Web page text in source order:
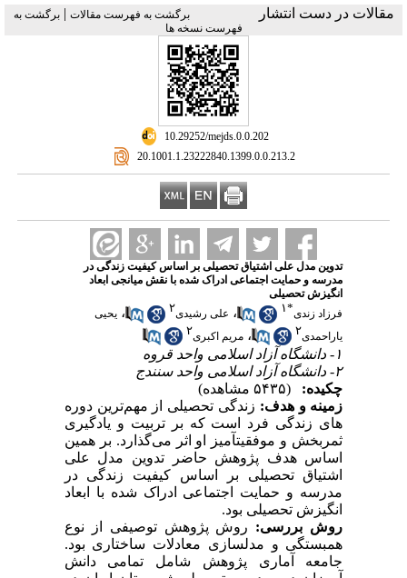
مقالات در دست انتشاربرگشت به فهرست مقالات |برگشت به
فهرست نسخه ها
‎ 10.29252/mejds.0.0.202
‎ 20.1001.1.23222840.1399.0.0.213.2
تدوین مدل علی اشتیاق تحصیلی بر اساس کیفیت زندگی در
مدرسه و حمایت اجتماعی ادراک شده با نقش میانجی ابعاد
انگیزش تحصیلی
فرزاد زندی*۱ ، علی رشیدی۲ ، یحیی
یاراحمدی۲ ، مریم اکبری۲
۱- دانشگاه آزاد اسلامی واحد قروه
۲- دانشگاه آزاد اسلامی واحد سنندج
چکیده:
(۵۴۳۵ مشاهده)
زمینه و هدف: زندگی تحصیلی از مهمترین دوره
های زندگی فرد است که بر تربیت و یادگیری
ثمربخش و موفقیت­آمیز او اثر می‌گذارد. بر همین
اساس هدف پژوهش حاضر تدوین مدل علی
اشتیاق تحصیلی بر اساس کیفیت زندگی در
مدرسه و حمایت اجتماعی ادراک شده با ابعاد
انگیزش تحصیلی بود.
روش بررسی: روش پژوهش توصیفی از نوع
همبستگی و مدلسازی­ معادلات ساختاری بود.
جامعه آماری پژوهش شامل تمامی دانش